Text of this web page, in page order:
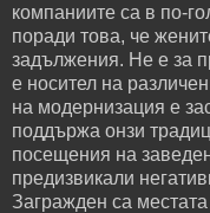
компаниите са в по-
поради това, че
задължения. Не е за
е носител на
на модернизация е
поддържа онзи
посещения на
предизвикали
Загражден са